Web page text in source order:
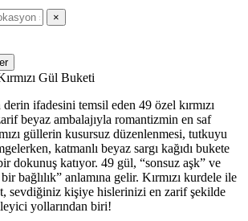
×
Gül Buketi
ifadesini temsil eden 49 özel kırmızı
beyaz ambalajıyla romantizmin en saf
güllerin kusursuz düzenlenmesi, tutkuyu
katmanlı beyaz sargı kağıdı bukete
dokunuş katıyor. 49 gül, “sonsuz aşk” ve
bağlılık” anlamına gelir. Kırmızı kurdele ile
sevdiğiniz kişiye hislerinizi en zarif şekilde
yollarından biri!